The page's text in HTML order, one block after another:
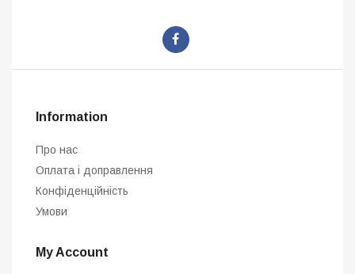
Information
Про нас
Оплата і доправлення
Конфіденційність
Умови
My Account